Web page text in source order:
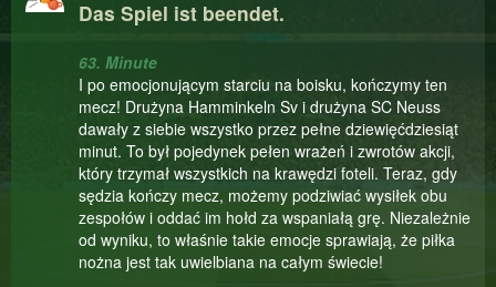
Das Spiel ist beendet.
63. Minute
I po emocjonującym starciu na boisku, kończymy ten
mecz! Drużyna Hamminkeln Sv i drużyna SC Neuss
dawały z siebie wszystko przez pełne dziewięćdziesiąt
minut. To był pojedynek pełen wrażeń i zwrotów akcji,
który trzymał wszystkich na krawędzi foteli. Teraz, gdy
sędzia kończy mecz, możemy podziwiać wysiłek obu
zespołów i oddać im hołd za wspaniałą grę. Niezależnie
od wyniku, to właśnie takie emocje sprawiają, że piłka
nożna jest tak uwielbiana na całym świecie!